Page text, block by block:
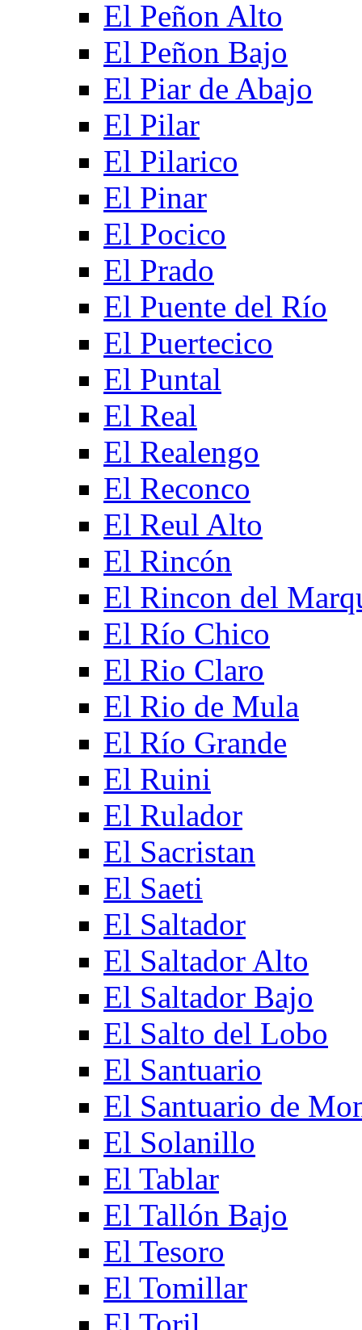
El Peñon Alto
El Peñon Bajo
El Piar de Abajo
El Pilar
El Pilarico
El Pinar
El Pocico
El Prado
El Puente del Río
El Puertecico
El Puntal
El Real
El Realengo
El Reconco
El Reul Alto
El Rincón
El Rincon del
El Río Chico
El Rio Claro
El Rio de Mula
El Río Grande
El Ruini
El Rulador
El Sacristan
El Saeti
El Saltador
El Saltador Alto
El Saltador Bajo
El Salto del Lobo
El Santuario
El Santuario de
El Solanillo
El Tablar
El Tallón Bajo
El Tesoro
El Tomillar